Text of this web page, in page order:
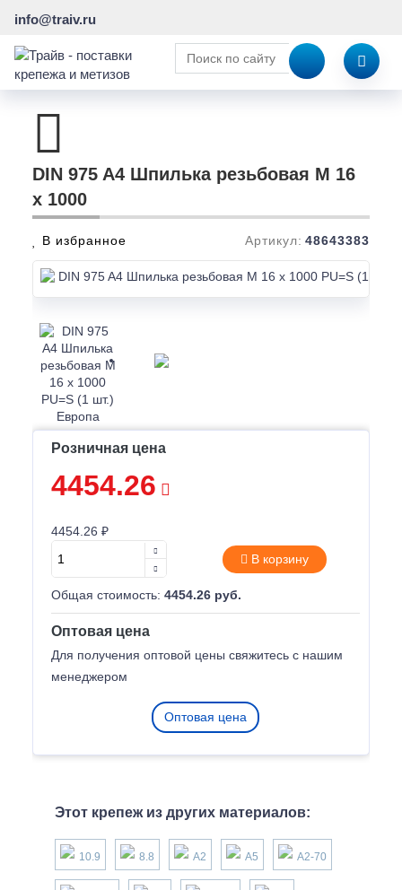
info@traiv.ru
DIN 975 A4 Шпилька резьбовая M 16
x 1000
В избранное Артикул: 48643383
Розничная цена
4454.26
4454.26 ₽
В корзину
Общая стоимость: 4454.26 руб.
Оптовая цена
Для получения оптовой цены свяжитесь с нашим
менеджером
Оптовая цена
Этот крепеж из других материалов:
10.9 8.8 А2 А5 А2-70